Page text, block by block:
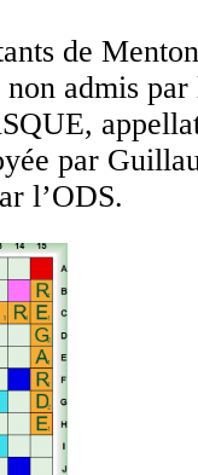
de
admis par
par
l’ODS.